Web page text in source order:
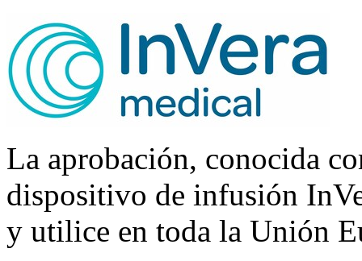
La aprobación, conocida
dispositivo de infusión
y utilice en toda la Unión